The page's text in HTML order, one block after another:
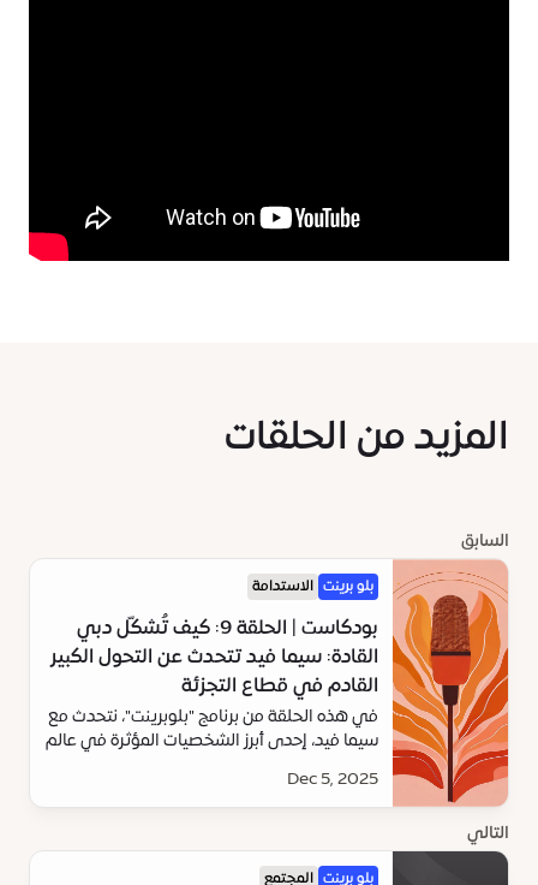
المزيد من الحلقات
السابق
بلو برينت الاستدامة
بودكاست | الحلقة 9: كيف تُشكّل دبي
القادة: سيما فيد تتحدث عن التحول الكبير
القادم في قطاع التجزئة
في هذه الحلقة من برنامج "بلوبرينت"، نتحدث مع
سيما فيد، إحدى أبرز الشخصيات المؤثرة في عالم
العالمي لمجموعة "أباريل".
Dec 5, 2025
التالي
بلو برينت المجتمع